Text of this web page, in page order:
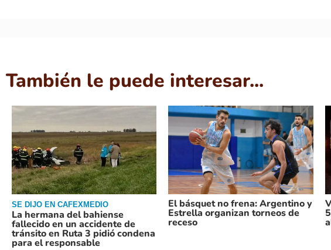
También le puede interesar...
SE DIJO EN CAFEXMEDIO
La hermana del bahiense
fallecido en un accidente de
tránsito en Ruta 3 pidió condena
para el responsable
El básquet no frena: Argentino y
Estrella organizan torneos de
receso